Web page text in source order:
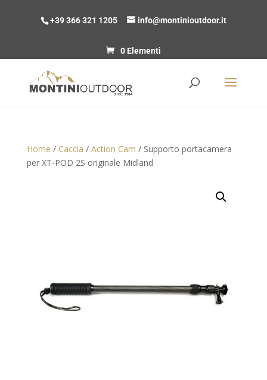
+39 366 321 1205 info@montinioutdoor.it
0 Elementi
Home / Caccia / Action Cam / Supporto portacamera
per XT-POD 2S originale Midland